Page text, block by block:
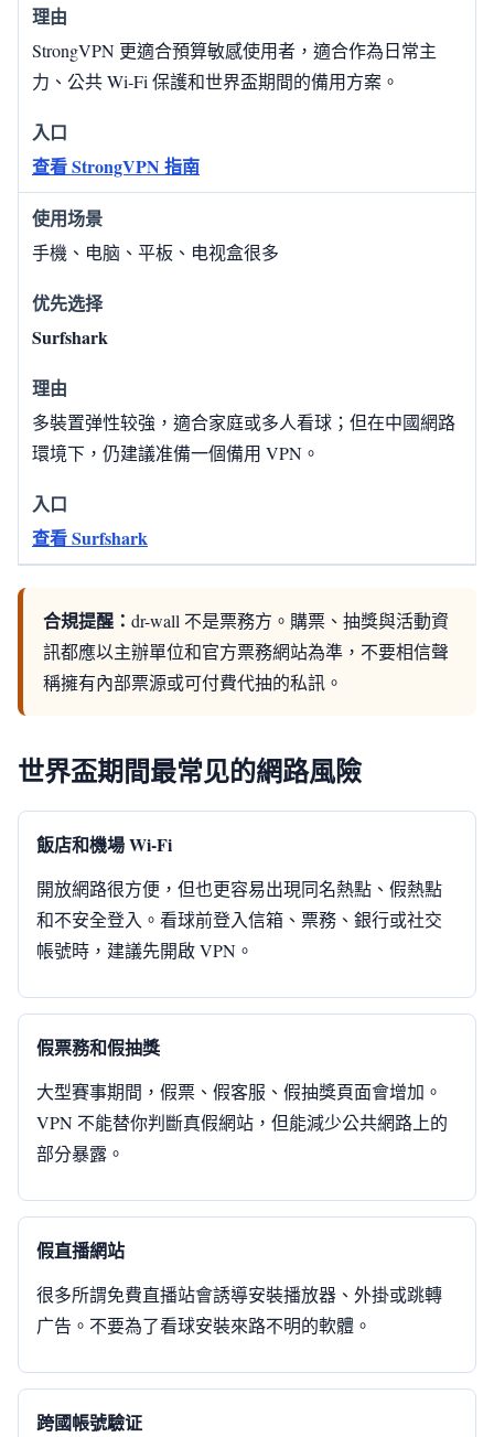
StrongVPN 更適合預算敏感使用者，適合作為日常主
力、公共 Wi‑Fi 保護和世界盃期間的備用方案。
查看 StrongVPN 指南
手機、电脑、平板、电视盒很多
Surfshark
多裝置弹性较強，適合家庭或多人看球；但在中國網路
環境下，仍建議准備一個備用 VPN。
查看 Surfshark
合規提醒： dr-wall 不是票務方。購票、抽獎與活動資
訊都應以主辦單位和官方票務網站為準，不要相信聲
稱擁有內部票源或可付費代抽的私訊。
世界盃期間最常见的網路風險
飯店和機場 Wi‑Fi
開放網路很方便，但也更容易出現同名熱點、假熱點
和不安全登入。看球前登入信箱、票務、銀行或社交
帳號時，建議先開啟 VPN。
假票務和假抽獎
大型賽事期間，假票、假客服、假抽獎頁面會增加。
VPN 不能替你判斷真假網站，但能減少公共網路上的
部分暴露。
假直播網站
很多所謂免費直播站會誘導安裝播放器、外掛或跳轉
广告。不要為了看球安裝來路不明的軟體。
跨國帳號驗证